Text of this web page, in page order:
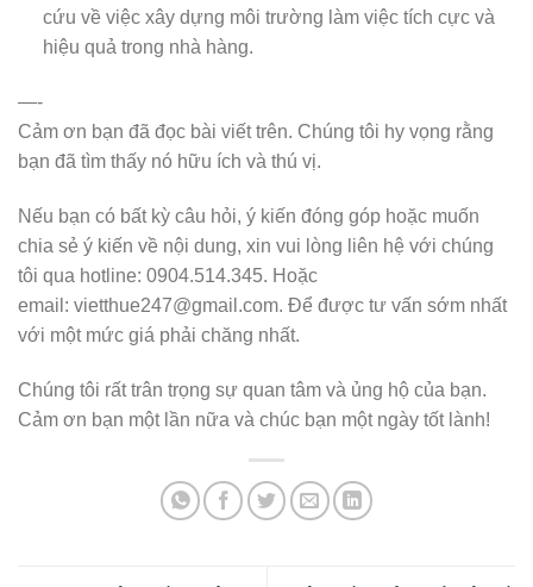
cứu về việc xây dựng môi trường làm việc tích cực và
hiệu quả trong nhà hàng.
—-
Cảm ơn bạn đã đọc bài viết trên. Chúng tôi hy vọng rằng
bạn đã tìm thấy nó hữu ích và thú vị.
Nếu bạn có bất kỳ câu hỏi, ý kiến đóng góp hoặc muốn
chia sẻ ý kiến về nội dung, xin vui lòng liên hệ với chúng
tôi qua hotline: 0904.514.345. Hoặc
email: vietthue247@gmail.com. Để được tư vấn sớm nhất
với một mức giá phải chăng nhất.
Chúng tôi rất trân trọng sự quan tâm và ủng hộ của bạn.
Cảm ơn bạn một lần nữa và chúc bạn một ngày tốt lành!